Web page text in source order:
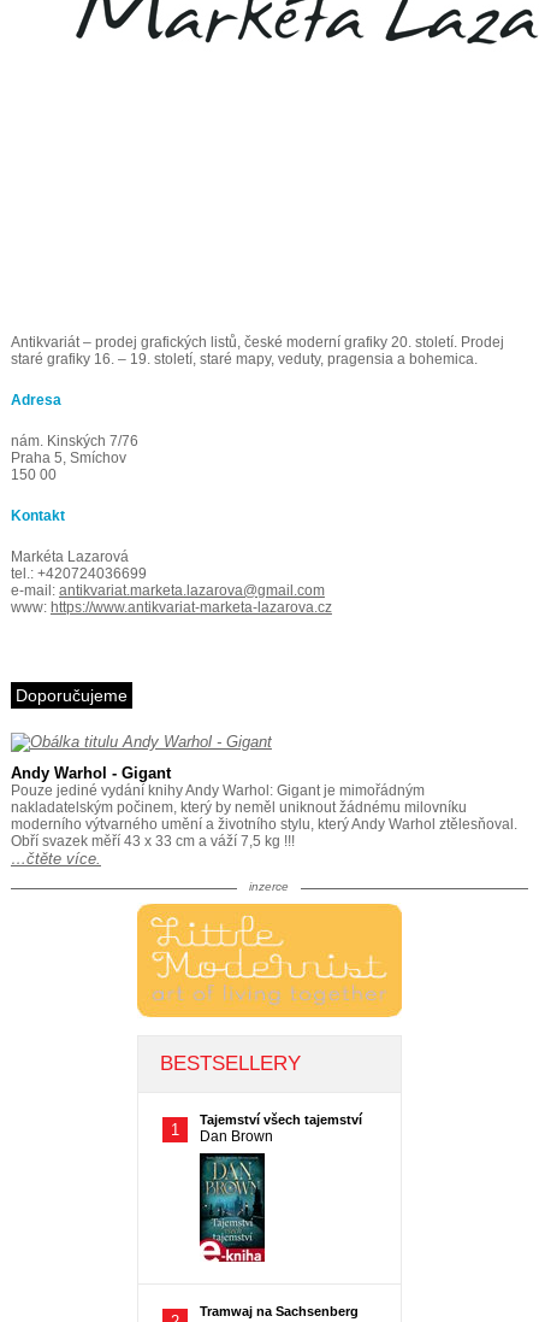
Antikvariát – prodej grafických listů, české moderní grafiky 20. století. Prodej
staré grafiky 16. – 19. století, staré mapy, veduty, pragensia a bohemica.
Adresa
nám. Kinských 7/76
Praha 5, Smíchov
150 00
Kontakt
Markéta Lazarová
tel.: +420724036699
e-mail: antikvariat.marketa.lazarova@gmail.com
www: https://www.antikvariat-marketa-lazarova.cz
Doporučujeme
Andy Warhol - Gigant
Pouze jediné vydání knihy Andy Warhol: Gigant je mimořádným
nakladatelským počinem, který by neměl uniknout žádnému milovníku
moderního výtvarného umění a životního stylu, který Andy Warhol ztělesňoval.
Obří svazek měří 43 x 33 cm a váží 7,5 kg !!!
…čtěte více.
inzerce